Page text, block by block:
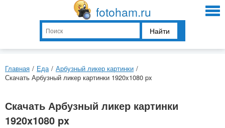
fotoham.ru
Найти
Главная / Еда / Арбузный ликер картинки /
Скачать Арбузный ликер картинки 1920x1080 px
Скачать Арбузный ликер картинки
1920x1080 px